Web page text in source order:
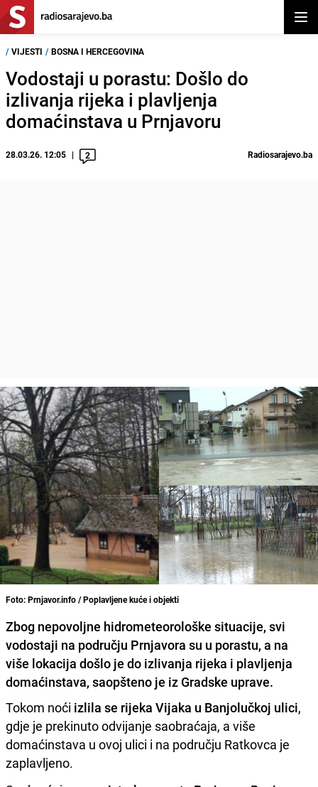
/ VIJESTI / BOSNA I HERCEGOVINA
Vodostaji u porastu: Došlo do
izlivanja rijeka i plavljenja
domaćinstava u Prnjavoru
28.03.26. 12:05 2 Radiosarajevo.ba
Foto: Prnjavor.info / Poplavljene kuće i objekti
Zbog nepovoljne hidrometeorološke situacije, svi
vodostaji na području Prnjavora su u porastu, a na
više lokacija došlo je do izlivanja rijeka i plavljenja
domaćinstava, saopšteno je iz Gradske uprave.
Tokom noći izlila se rijeka Vijaka u Banjolučkoj ulici,
gdje je prekinuto odvijanje saobraćaja, a više
domaćinstava u ovoj ulici i na području Ratkovca je
zaplavljeno.